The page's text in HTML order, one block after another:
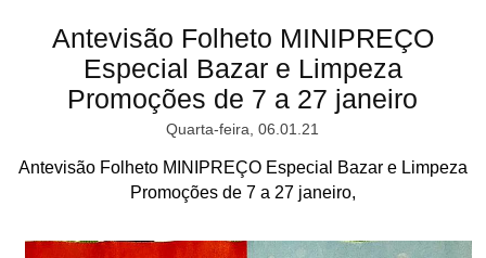
Antevisão Folheto MINIPREÇO
Especial Bazar e Limpeza
Promoções de 7 a 27 janeiro
Quarta-feira, 06.01.21
Antevisão Folheto MINIPREÇO Especial Bazar e Limpeza
Promoções de 7 a 27 janeiro,